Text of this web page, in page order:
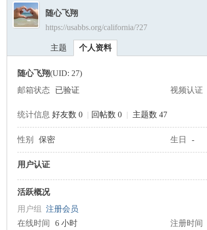
美› ›
随心飞翔
https://usabbs.org/california/?27
主题 个人资料
随心飞翔(UID: 27)
邮箱状态
已验证 视频认证
统计信息 好友数 0 | 回帖数 0 | 主题数 47
性别 保密 生日 -
用户认证
活跃概况
用户组注册会员
在线时间
6 小时 注册时间